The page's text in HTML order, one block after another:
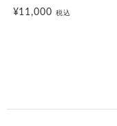
¥11,000税込